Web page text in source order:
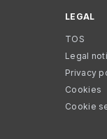
LEGAL
TOS
Legal
Privacy
Cookies
Cookie